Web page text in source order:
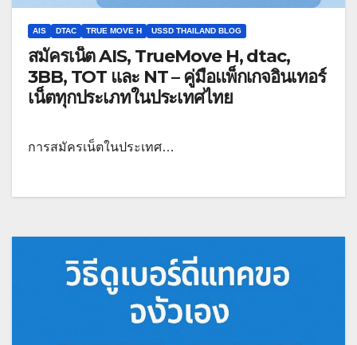
AIS DTAC TRUE MOVE H USSD THAILAND BLOG
สมัครเน็ต AIS, TrueMove H, dtac,
3BB, TOT และ NT – คู่มือแพ็กเกจอินเทอร์
เน็ตทุกประเภทในประเทศไทย
การสมัครเน็ตในประเทศ…